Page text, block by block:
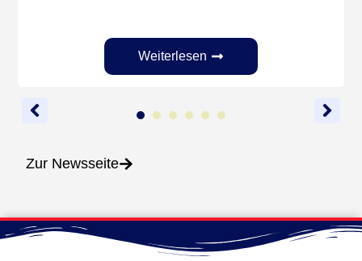
Weiterlesen
Zur Newsseite